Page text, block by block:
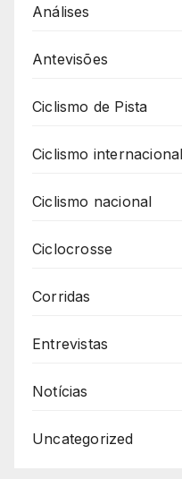
Análises
Antevisões
Ciclismo de Pista
Ciclismo internacional
Ciclismo nacional
Ciclocrosse
Corridas
Entrevistas
Notícias
Uncategorized